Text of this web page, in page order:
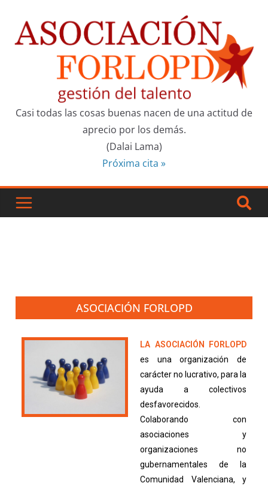
Casi todas las cosas buenas nacen de una actitud de
aprecio por los demás.
(Dalai Lama)
Próxima cita »
ASOCIACIÓN FORLOPD
LA ASOCIACIÓN FORLOPD
es una organización de
carácter no lucrativo, para la
ayuda a colectivos
desfavorecidos.
Colaborando con
asociaciones y
organizaciones no
gubernamentales de la
Comunidad Valenciana, y